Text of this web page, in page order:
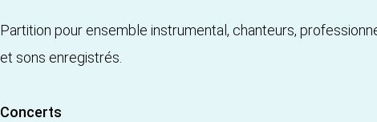
Partition pour ensemble instrumental, chanteurs,
et sons enregistrés.
Concerts